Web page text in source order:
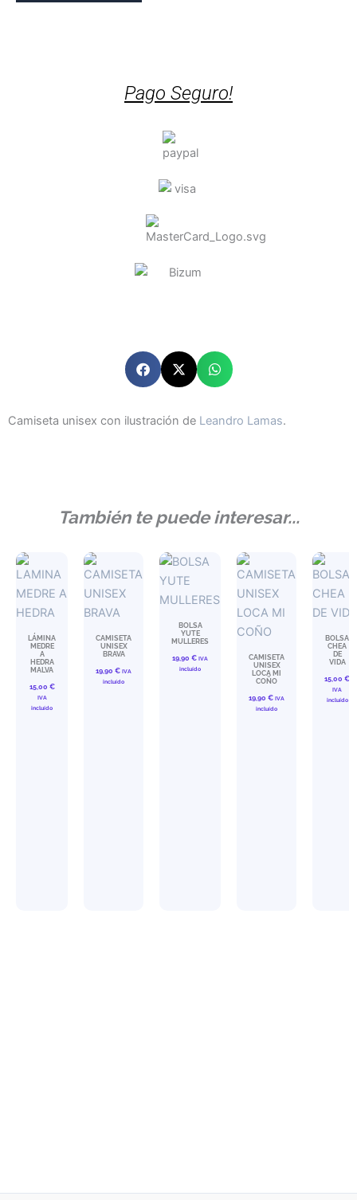
Pago Seguro!
Camiseta unisex con ilustración de Leandro Lamas.
También te puede interesar...
LÁMINA
MEDRE
A
HEDRA
MALVA
15,00 €
IVA
incluído
CAMISETA
UNISEX
BRAVA
19,90 € IVA
incluído
BOLSA
YUTE
MULLERES
19,90 € IVA
incluído
CAMISETA
UNISEX
LOCA MI
COÑO
19,90 € IVA
incluído
BOLSA
CHEA
DE
VIDA
15,00 €
IVA
incluído